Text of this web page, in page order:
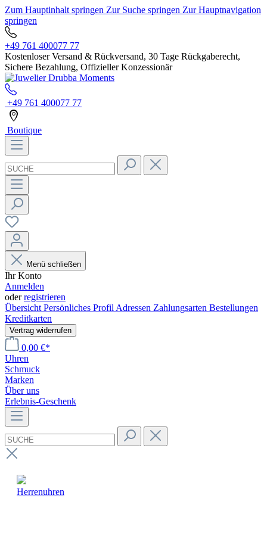
Zum Hauptinhalt springen Zur Suche springen Zur Hauptnavigation
springen
+49 761 400077 77
Kostenloser Versand & Rückversand, 30 Tage Rückgaberecht,
Sichere Bezahlung, Offizieller Konzessionär
+49 761 400077 77
Boutique
Menü schließen
Ihr Konto
Anmelden
oderregistrieren
Übersicht Persönliches Profil Adressen Zahlungsarten Bestellungen
Kreditkarten
Vertrag widerrufen
0,00 €*
Uhren
Schmuck
Marken
Über uns
Erlebnis-Geschenk
Herrenuhren